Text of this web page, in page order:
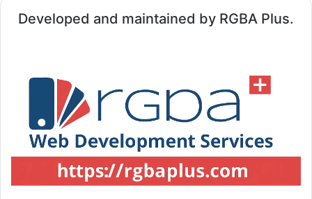
Developed and maintained by RGBA Plus.